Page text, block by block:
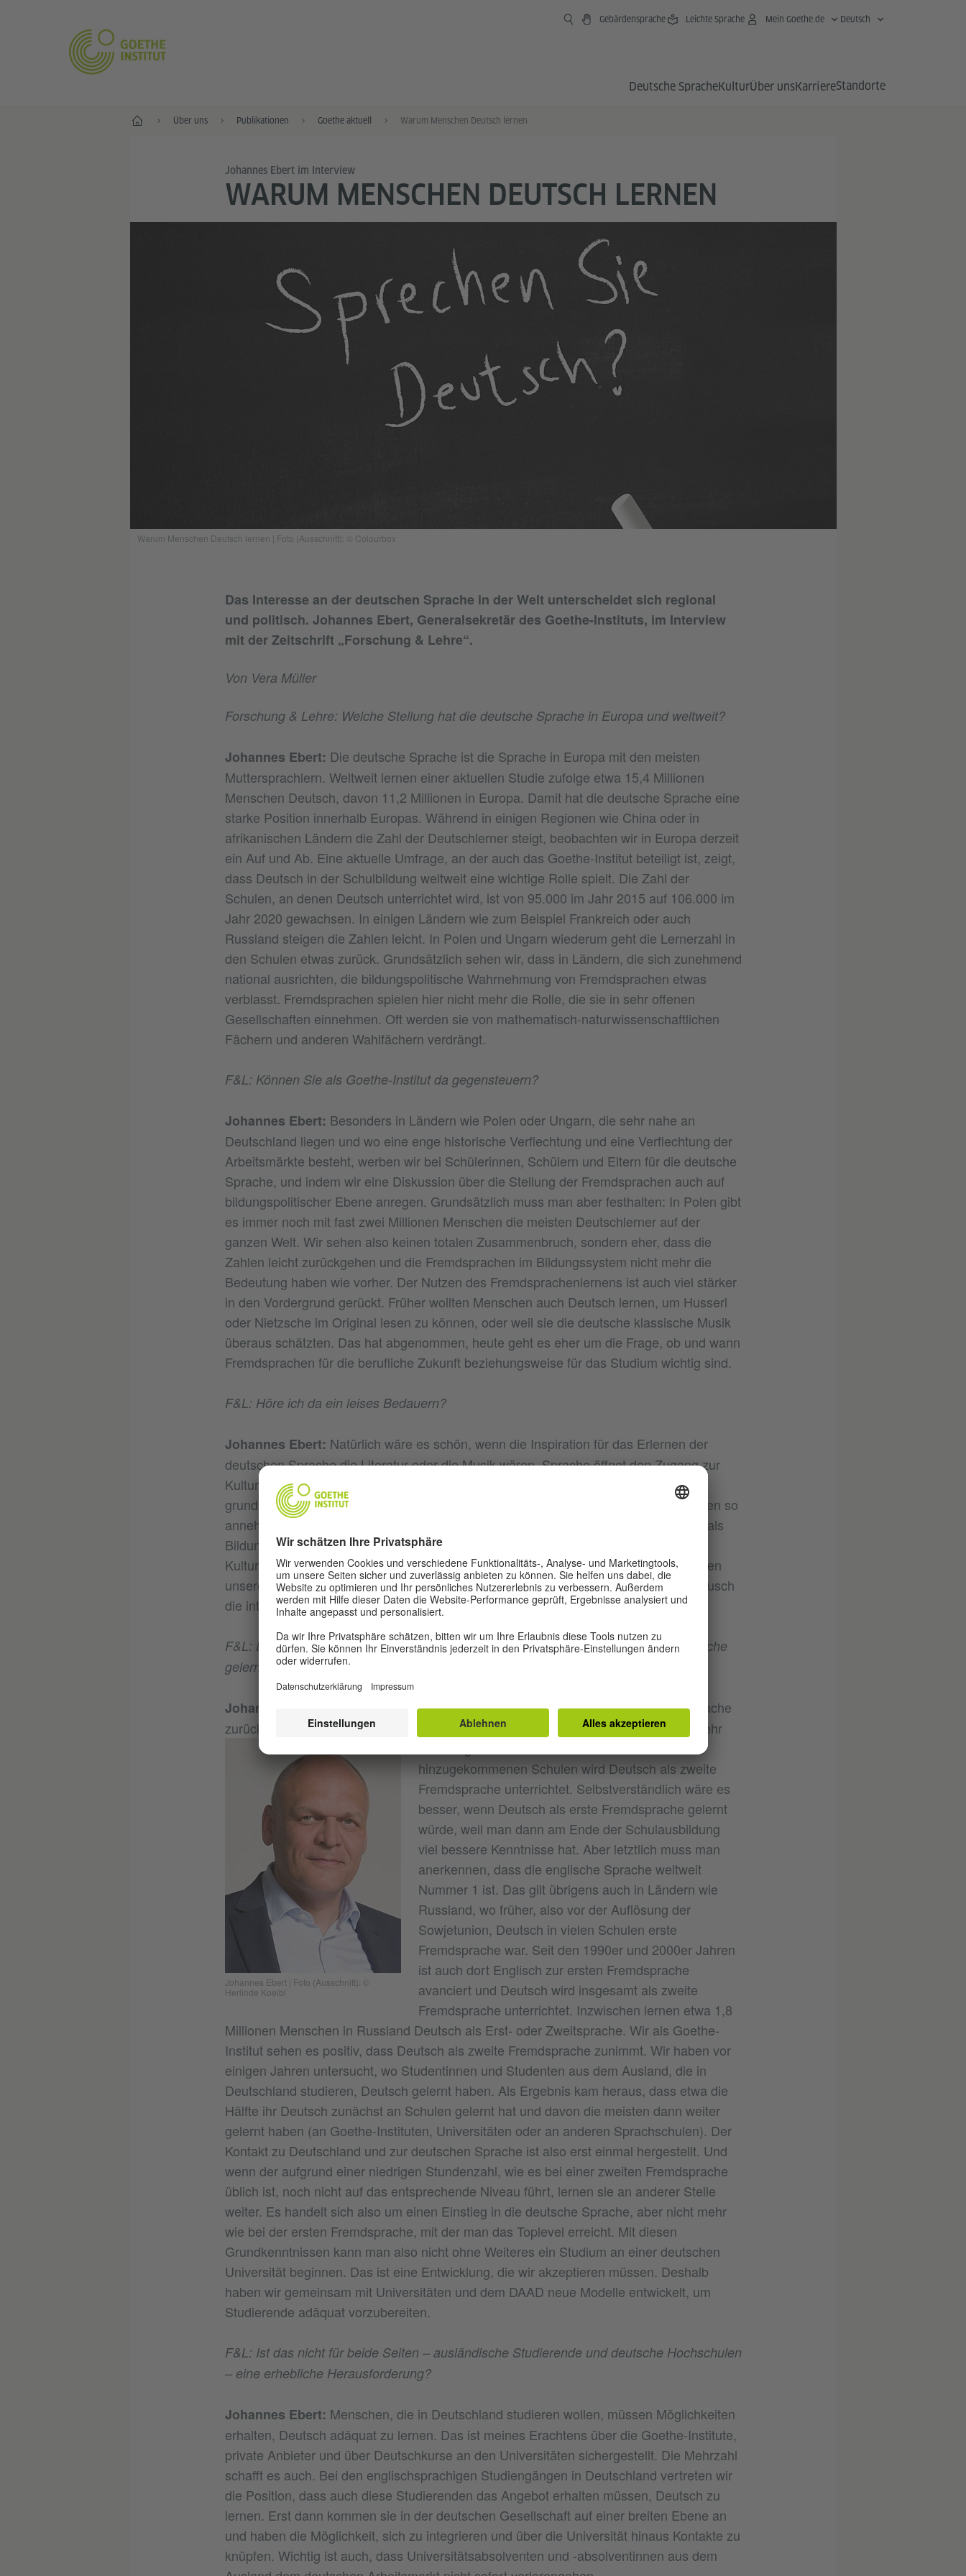
Gebärdensprache Leichte Sprache Mein Goethe.de Deutsch
Deutsche SpracheKulturÜber unsKarriereStandorte
Start Über uns Publikationen Goethe aktuell Warum Menschen Deutsch lernen
Johannes Ebert im Interview
WARUM MENSCHEN DEUTSCH LERNEN
Warum Menschen Deutsch lernen | Foto (Ausschnitt): © Colourbox
Das Interesse an der deutschen Sprache in der Welt unterscheidet sich regional
und politisch. Johannes Ebert, Generalsekretär des Goethe-Instituts, im Interview
mit der Zeitschrift „Forschung & Lehre“.
Von Vera Müller
Forschung & Lehre: Welche Stellung hat die deutsche Sprache in Europa und weltweit?
Johannes Ebert: Die deutsche Sprache ist die Sprache in Europa mit den meisten
Muttersprachlern. Weltweit lernen einer aktuellen Studie zufolge etwa 15,4 Millionen
Menschen Deutsch, davon 11,2 Millionen in Europa. Damit hat die deutsche Sprache eine
starke Position innerhalb Europas. Während in einigen Regionen wie China oder in
afrikanischen Ländern die Zahl der Deutschlerner steigt, beobachten wir in Europa derzeit
ein Auf und Ab. Eine aktuelle Umfrage, an der auch das Goethe-Institut beteiligt ist, zeigt,
dass Deutsch in der Schulbildung weltweit eine wichtige Rolle spielt. Die Zahl der
Schulen, an denen Deutsch unterrichtet wird, ist von 95.000 im Jahr 2015 auf 106.000 im
Jahr 2020 gewachsen. In einigen Ländern wie zum Beispiel Frankreich oder auch
Russland steigen die Zahlen leicht. In Polen und Ungarn wiederum geht die Lernerzahl in
den Schulen etwas zurück. Grundsätzlich sehen wir, dass in Ländern, die sich zunehmend
national ausrichten, die bildungspolitische Wahrnehmung von Fremdsprachen etwas
verblasst. Fremdsprachen spielen hier nicht mehr die Rolle, die sie in sehr offenen
Gesellschaften einnehmen. Oft werden sie von mathematisch-naturwissenschaftlichen
Fächern und anderen Wahlfächern verdrängt.
F&L: Können Sie als Goethe-Institut da gegensteuern?
Johannes Ebert: Besonders in Ländern wie Polen oder Ungarn, die sehr nahe an
Deutschland liegen und wo eine enge historische Verflechtung und eine Verflechtung der
Arbeitsmärkte besteht, werben wir bei Schülerinnen, Schülern und Eltern für die deutsche
Sprache, und indem wir eine Diskussion über die Stellung der Fremdsprachen auch auf
bildungspolitischer Ebene anregen. Grundsätzlich muss man aber festhalten: In Polen gibt
es immer noch mit fast zwei Millionen Menschen die meisten Deutschlerner auf der
ganzen Welt. Wir sehen also keinen totalen Zusammenbruch, sondern eher, dass die
Zahlen leicht zurückgehen und die Fremdsprachen im Bildungssystem nicht mehr die
Bedeutung haben wie vorher. Der Nutzen des Fremdsprachenlernens ist auch viel stärker
in den Vordergrund gerückt. Früher wollten Menschen auch Deutsch lernen, um Husserl
oder Nietzsche im Original lesen zu können, oder weil sie die deutsche klassische Musik
überaus schätzten. Das hat abgenommen, heute geht es eher um die Frage, ob und wann
Fremdsprachen für die berufliche Zukunft beziehungsweise für das Studium wichtig sind.
F&L: Höre ich da ein leises Bedauern?
Johannes Ebert: Natürlich wäre es schön, wenn die Inspiration für das Erlernen der
deutschen Sprache die Literatur oder die Musik wären. Sprache öffnet den Zugang zur
Kultur und eigentlich auch zum Selbstverständnis von Menschen. Deswegen bin ich
grundsätzlich ein großer Anhänger des Sprachenlernens. Aber ich muss die Realitäten so
annehmen, wie sie sind. Und deshalb finde ich es gut, dass Menschen Deutschland als
Bildungs- und Wirtschaftsstandort attraktiv finden, das schließt Deutschland als
Kulturstandort mit ein. Wer Deutsch lernt, erhält auch Zugang zu den kulturellen Seiten
unseres Landes. Allerdings stellen wir fest, dass auch im internationalen Kulturaustausch
die internationale Sprache eher Englisch ist.
F&L: Es macht einen Unterschied, ob eine Sprache als erste oder zweite Fremdsprache
gelernt wird. Welche Entwicklungen zeichnen sich für die deutsche Sprache ab?
Johannes Ebert:
Wir stellen fest, dass das Lernen von Deutsch als erste Fremdsprache
zurückgeht. Die Zahl der Schulen, an denen Deutsch unterrichtet wird, ist weltweit sehr
Johannes Ebert | Foto (Ausschnitt): ©
Herlinde Koelbl
Aber an den meisten der neu
hinzugekommenen Schulen wird Deutsch als zweite
Fremdsprache unterrichtet. Selbstverständlich wäre es
besser, wenn Deutsch als erste Fremdsprache gelernt
würde, weil man dann am Ende der Schulausbildung
viel bessere Kenntnisse hat. Aber letztlich muss man
anerkennen, dass die englische Sprache weltweit
Nummer 1 ist. Das gilt übrigens auch in Ländern wie
Russland, wo früher, also vor der Auflösung der
Sowjetunion, Deutsch in vielen Schulen erste
Fremdsprache war. Seit den 1990er und 2000er Jahren
ist auch dort Englisch zur ersten Fremdsprache
avanciert und Deutsch wird insgesamt als zweite
Fremdsprache unterrichtet. Inzwischen lernen etwa 1,8
Millionen Menschen in Russland Deutsch als Erst- oder Zweitsprache. Wir als Goethe-
Institut sehen es positiv, dass Deutsch als zweite Fremdsprache zunimmt. Wir haben vor
einigen Jahren untersucht, wo Studentinnen und Studenten aus dem Ausland, die in
Deutschland studieren, Deutsch gelernt haben. Als Ergebnis kam heraus, dass etwa die
Hälfte ihr Deutsch zunächst an Schulen gelernt hat und davon die meisten dann weiter
gelernt haben (an Goethe-Instituten, Universitäten oder an anderen Sprachschulen). Der
Kontakt zu Deutschland und zur deutschen Sprache ist also erst einmal hergestellt. Und
wenn der aufgrund einer niedrigen Stundenzahl, wie es bei einer zweiten Fremdsprache
üblich ist, noch nicht auf das entsprechende Niveau führt, lernen sie an anderer Stelle
weiter. Es handelt sich also um einen Einstieg in die deutsche Sprache, aber nicht mehr
wie bei der ersten Fremdsprache, mit der man das Toplevel erreicht. Mit diesen
Grundkenntnissen kann man also nicht ohne Weiteres ein Studium an einer deutschen
Universität beginnen. Das ist eine Entwicklung, die wir akzeptieren müssen. Deshalb
haben wir gemeinsam mit Universitäten und dem DAAD neue Modelle entwickelt, um
Studierende adäquat vorzubereiten.
F&L: Ist das nicht für beide Seiten – ausländische Studierende und deutsche Hochschulen
– eine erhebliche Herausforderung?
Johannes Ebert: Menschen, die in Deutschland studieren wollen, müssen Möglichkeiten
erhalten, Deutsch adäquat zu lernen. Das ist meines Erachtens über die Goethe-Institute,
private Anbieter und über Deutschkurse an den Universitäten sichergestellt. Die Mehrzahl
schafft es auch. Bei den englischsprachigen Studiengängen in Deutschland vertreten wir
die Position, dass auch diese Studierenden das Angebot erhalten müssen, Deutsch zu
lernen. Erst dann kommen sie in der deutschen Gesellschaft auf einer breiten Ebene an
und haben die Möglichkeit, sich zu integrieren und über die Universität hinaus Kontakte zu
knüpfen. Wichtig ist auch, dass Universitätsabsolventen und -absolventinnen aus dem